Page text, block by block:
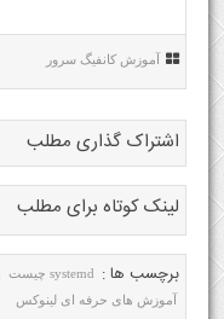
آموزش کانفیگ سرور
اشتراک گذاری مطلب
لینک کوتاه برای مطلب
برچسب ها : systemd چیست
آموزش های حرفه ای لینوکس